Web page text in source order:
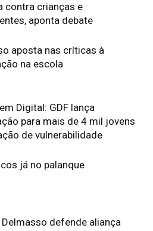
contra crianças e
aponta debate
aposta nas críticas à
na escola
Digital: GDF lança
para mais de 4 mil jovens
de vulnerabilidade
já no palanque
defende aliança